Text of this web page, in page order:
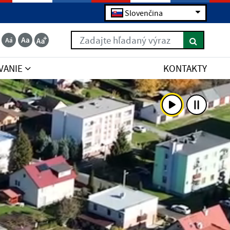
Slovenčina
Zadajte hľadaný výraz
KONTAKTY